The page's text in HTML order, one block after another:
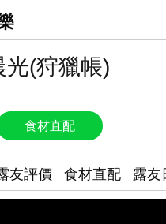
(狩獵帳)
食材直配
友評價 食材直配 露友